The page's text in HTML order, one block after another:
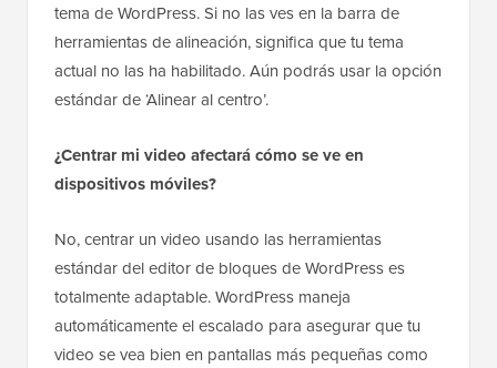
tema de WordPress. Si no las ves en la barra de
herramientas de alineación, significa que tu tema
actual no las ha habilitado. Aún podrás usar la opción
estándar de ‘Alinear al centro’.
¿Centrar mi video afectará cómo se ve en
dispositivos móviles?
No, centrar un video usando las herramientas
estándar del editor de bloques de WordPress es
totalmente adaptable. WordPress maneja
automáticamente el escalado para asegurar que tu
video se vea bien en pantallas más pequeñas como